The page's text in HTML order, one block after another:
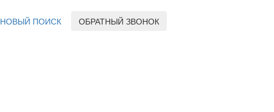
НОВЫЙ ПОИСК ОБРАТНЫЙ ЗВОНОК